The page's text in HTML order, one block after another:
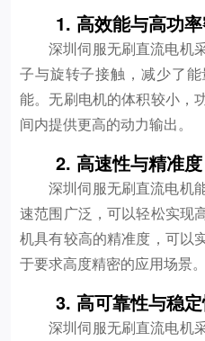
1. 高效能与高功
深圳伺服无刷直流电机
子与旋转子接触，减少了
能。无刷电机的体积较小，
间内提供更高的动力输出。
2. 高速性与精准度
深圳伺服无刷直流电机
速范围广泛，可以轻松实现
机具有较高的精准度，可以
于要求高度精密的应用场景。
3. 高可靠性与稳
深圳伺服无刷直流电机